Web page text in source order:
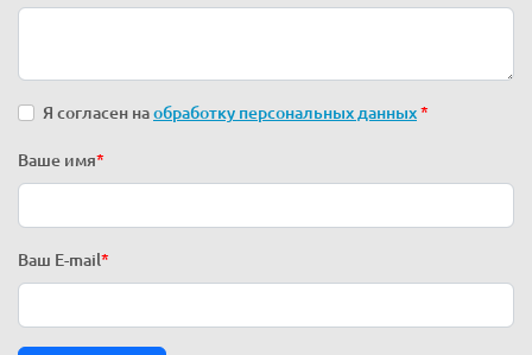
Я согласен наобработку персональных данных*
Ваше имя*
Ваш E-mail*